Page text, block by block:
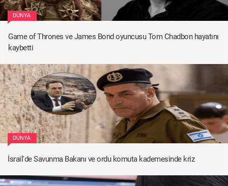
DÜNYA
Game of Thrones ve James Bond oyuncusu Tom Chadbon hayatını
kaybetti
DÜNYA
İsrail'de Savunma Bakanı ve ordu komuta kademesinde kriz